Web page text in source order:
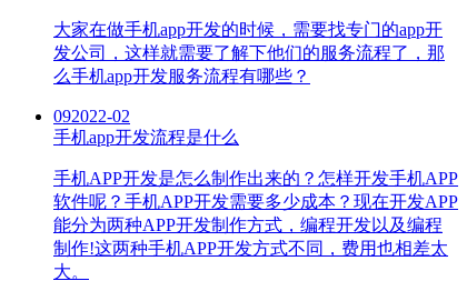
大家在做手机app开发的时候，需要找专门的app开
发公司，这样就需要了解下他们的服务流程了，那
么手机app开发服务流程有哪些？
092022-02
手机app开发流程是什么
手机APP开发是怎么制作出来的？怎样开发手机APP
软件呢？手机APP开发需要多少成本？现在开发APP
能分为两种APP开发制作方式，编程开发以及编程
制作!这两种手机APP开发方式不同，费用也相差太
大。